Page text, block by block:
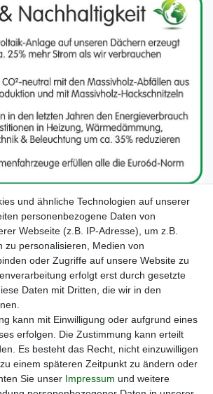
Seiten im Social Media:
und ähnliche Technologien auf unserer
personenbezogene Daten von
Webseite (z.B. IP-Adresse), um z.B.
zu personalisieren, Medien von
oder Zugriffe auf unsere Website zu
erfolgt erst durch gesetzte
Daten mit Dritten, die wir in den
kann mit Einwilligung oder aufgrund eines
erfolgen. Die Zustimmung kann erteilt
Es besteht das Recht, nicht einzuwilligen
einem späteren Zeitpunkt zu ändern oder
Sie unser Impressum und weitere